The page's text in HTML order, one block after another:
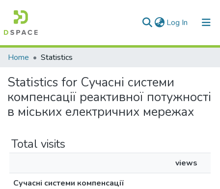
Log In (current)
Communities & Collections
All of DSpace
Home Statistics
Statistics for Сучасні системи
компенсації реактивної потужності
в міських електричних мережах
Total visits
views
Сучасні системи компенсації